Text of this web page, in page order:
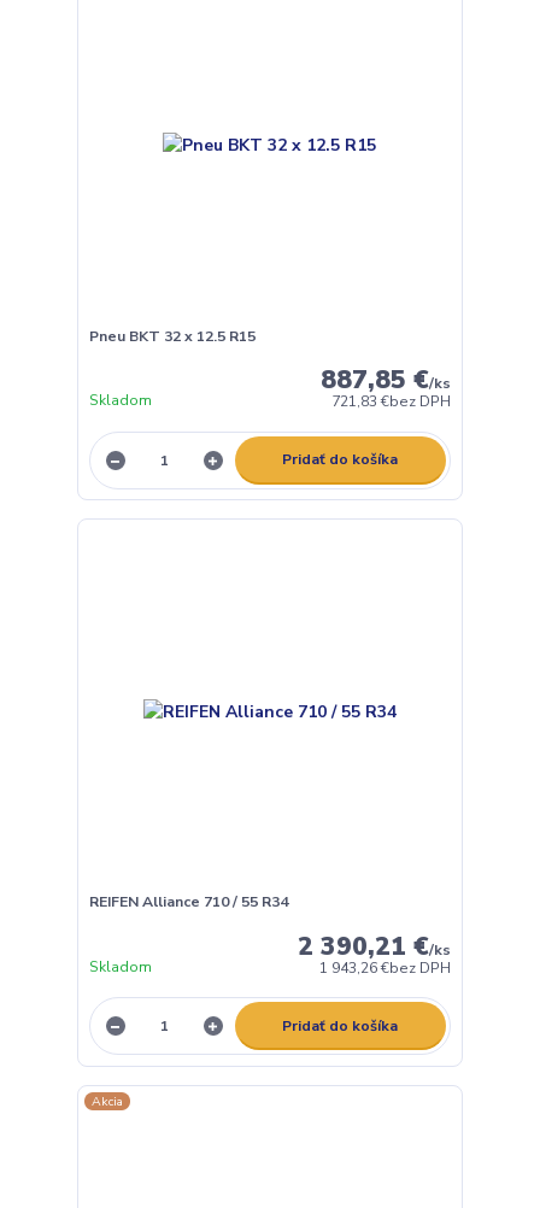
Pneu BKT 32 x 12.5 R15
887,85 €/ks
721,83 €bez DPH
Skladom
Pridať do košíka
REIFEN Alliance 710 / 55 R34
2 390,21 €/ks
1 943,26 €bez DPH
Skladom
Pridať do košíka
Akcia